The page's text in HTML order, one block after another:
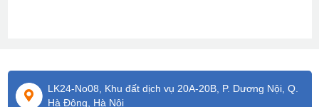
LK24-No08, Khu đất dịch vụ 20A-20B, P. Dương Nội, Q.
Hà Đông, Hà Nội